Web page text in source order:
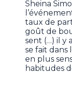
Sheina
taux de
goût de
sent (…) il y
se fait
en plus
habitudes